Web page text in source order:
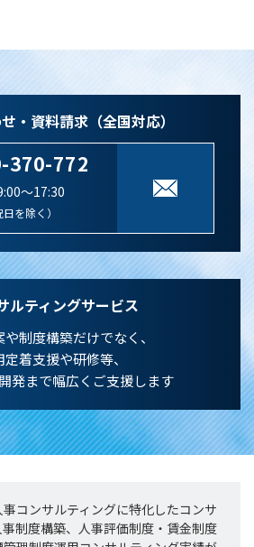
・資料請求（全国対応）
370-772
～17:30
日を除く）
ルティングサービス
制度構築だけでなく、
定着支援や研修等、
発まで幅広くご支援します
コンサルティングに特化したコンサ
制度構築、人事評価制度・賃金制度